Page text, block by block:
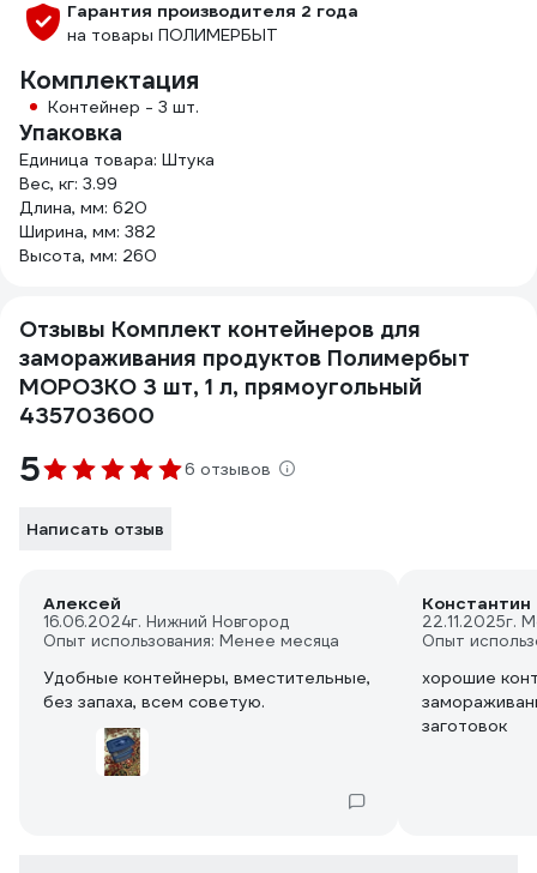
Гарантия производителя 2 года
на товары ПОЛИМЕРБЫТ
Комплектация
Контейнер - 3 шт.
Упаковка
Единица товара: Штука
Вес, кг: 3.99
Длина, мм: 620
Ширина, мм: 382
Высота, мм: 260
Отзывы Комплект контейнеров для
замораживания продуктов Полимербыт
МОРОЗКО 3 шт, 1 л, прямоугольный
435703600
5 6 отзывов
Написать отзыв
Алексей
16.06.2024г. Нижний Новгород
Опыт использования: Менее месяца
Удобные контейнеры, вместительные,
без запаха, всем советую.
Константин
22.11.2025г.
Опыт
хорошие
заготовок